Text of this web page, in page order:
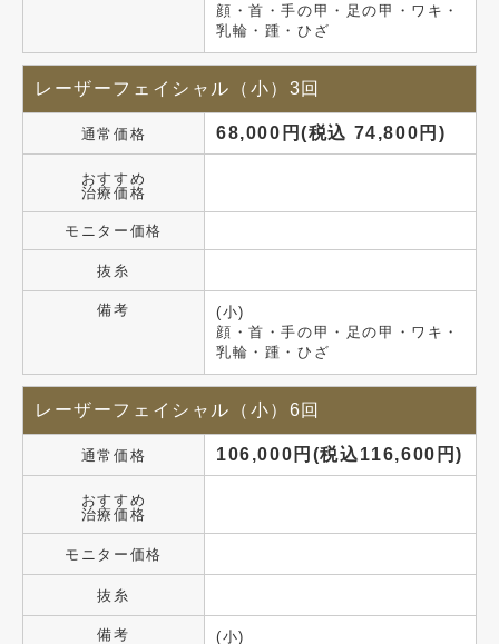
顔・首・手の甲・足の甲・ワキ・
乳輪・踵・ひざ
レーザーフェイシャル（小）3回
通常価格 68,000円(税込 74,800円)
おすすめ
治療価格
モニター価格
抜糸
備考
(小)
顔・首・手の甲・足の甲・ワキ・
乳輪・踵・ひざ
レーザーフェイシャル（小）6回
通常価格 106,000円(税込116,600円)
おすすめ
治療価格
モニター価格
抜糸
備考 (小)